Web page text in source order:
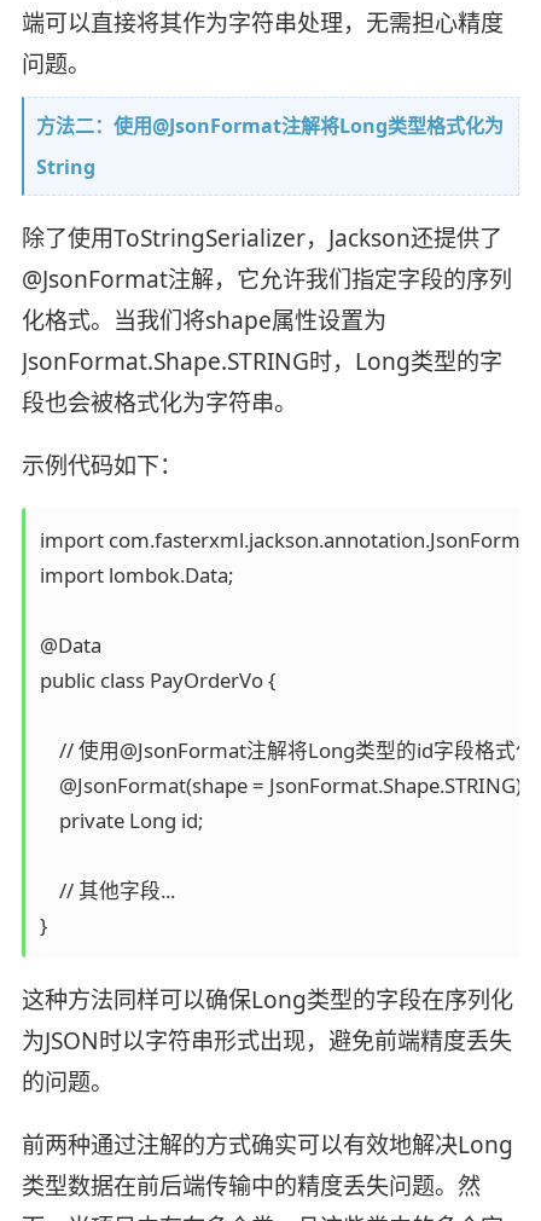
端可以直接将其作为字符串处理，无需担心精度
问题。
方法二：使用@JsonFormat注解将Long类型格式化为
String
除了使用ToStringSerializer，Jackson还提供了
@JsonFormat注解，它允许我们指定字段的序列
化格式。当我们将shape属性设置为
JsonFormat.Shape.STRING时，Long类型的字
段也会被格式化为字符串。
示例代码如下：
import
import lombok.Data;
@Data
public class PayOrderVo {
// 使用@JsonFormat注解将Long类型的id字段格式
    @JsonFormat(shape = JsonFormat.Shape.STRING)
    private Long id;
    // 其他字段...
}
这种方法同样可以确保Long类型的字段在序列化
为JSON时以字符串形式出现，避免前端精度丢失
的问题。
前两种通过注解的方式确实可以有效地解决Long
类型数据在前后端传输中的精度丢失问题。然